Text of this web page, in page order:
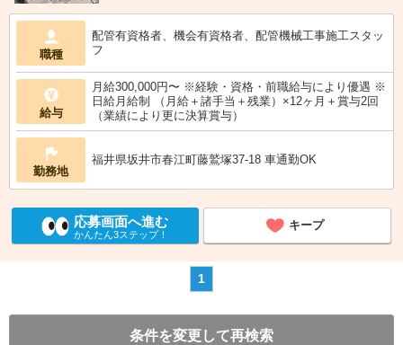
職種
配管有資格者、機会有資格者、配管機械工事施工スタッ
フ
給与
月給300,000円〜 ※経験・資格・前職給与により優遇 ※
日給月給制 （月給＋諸手当＋残業）×12ヶ月＋賞与2回
（業績により更に決算賞与）
勤務地
福井県坂井市春江町藤鷲塚37-18 車通勤OK
応募画面へ進む
かんたん3ステップ！
キープ
1
条件を変更して再検索